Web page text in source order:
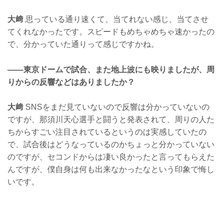
大﨑 思っている通り速くて、当てれない感じ、当てさせ
てくれなかったです。スピードもめちゃめちゃ速かったの
で、分かっていた通りって感じですかね。
——東京ドームで試合、また地上波にも映りましたが、周
りからの反響などはありましたか？
大﨑 SNSをまだ見ていないので反響は分かっていないの
ですが、那須川天心選手と闘うと発表されて、周りの人た
ちからすごい注目されているというのは実感していたの
で、試合後はどうなっているのかちょっと分かっていない
のですが、セコンドからは凄い良かったと言ってもらえた
んですが、僕自身は何も出来なかったなという印象で悔し
いです。